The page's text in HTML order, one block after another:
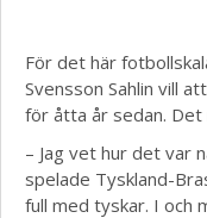
För det här
Svensson Sahlin vill
för åtta år sedan. Det
– Jag vet hur det var
spelade Tyskland-
full med tyskar. I och